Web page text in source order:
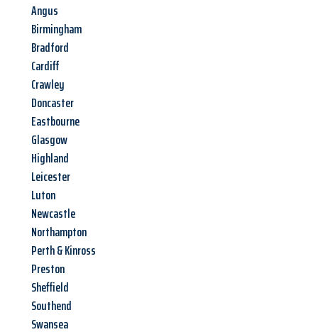
Angus
Birmingham
Bradford
Cardiff
Crawley
Doncaster
Eastbourne
Glasgow
Highland
Leicester
Luton
Newcastle
Northampton
Perth & Kinross
Preston
Sheffield
Southend
Swansea